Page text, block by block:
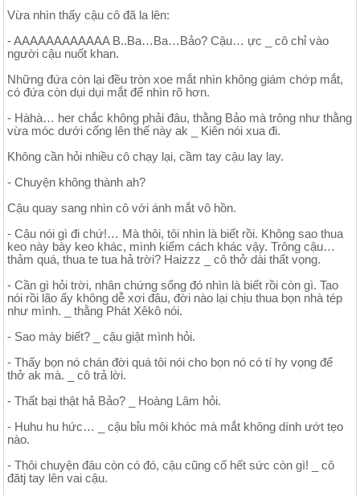
Vừa nhìn thấy cậu cô đã la lên:
- AAAAAAAAAAAA B..Ba…Ba…Bảo? Cậu… ực _ cô chỉ vào
người cậu nuốt khan.
Những đứa còn lại đều tròn xoe mắt nhìn không giám chớp mắt,
có đứa còn dụi dụi mắt để nhìn rõ hơn.
- Hàhà… her chắc không phải đâu, thằng Bảo mà trông như thằng
vừa móc dưới cống lên thế này ak _ Kiên nói xua đi.
Không cần hỏi nhiều cô chạy lại, cầm tay cậu lay lay.
- Chuyện không thành ah?
Cậu quay sang nhìn cô với ánh mắt vô hồn.
- Cậu nói gì đi chứ!… Mà thôi, tôi nhìn là biết rồi. Không sao thua
keo này bày keo khác, mình kiếm cách khác vậy. Trông cậu…
thảm quá, thua te tua hả trời? Haizzz _ cô thở dài thất vọng.
- Cần gì hỏi trời, nhân chứng sống đó nhìn là biết rồi còn gì. Tao
nói rồi lão ấy không dễ xơi đâu, đời nào lại chịu thua bọn nhà tép
như mình. _ thằng Phát Xêkô nói.
- Sao mày biết? _ cậu giật mình hỏi.
- Thấy bọn nó chán đời quá tôi nói cho bọn nó có tí hy vọng để
thở ak mà. _ cô trả lời.
- Thất bại thật hả Bảo? _ Hoàng Lâm hỏi.
- Huhu hu hức… _ cậu bỉu môi khóc mà mắt không dính ướt tẹo
nào.
- Thôi chuyện đâu còn có đó, cậu cũng cố hết sức còn gì! _ cô
đătj tay lên vai cậu.